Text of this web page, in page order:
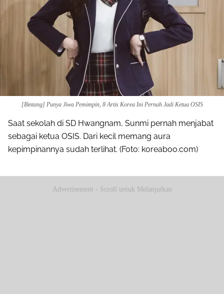
[Bintang] Punya Jiwa Pemimpin, 8 Artis Korea Ini Pernah Jadi Ketua OSIS
Saat sekolah di SD Hwangnam, Sunmi pernah menjabat
sebagai ketua OSIS. Dari kecil memang aura
kepimpinannya sudah terlihat. (Foto: koreaboo.com)
Advertisement - Scroll untuk Melanjutkan